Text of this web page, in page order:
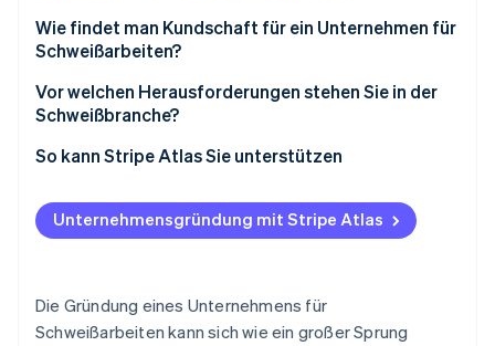
Sicherheitsbestimmungen
Marktübliche Preise
Schriftliche Kostenvoranschläge
Digitale Rechnungen
Persönliche Transaktionen
Wie findet man Kundschaft für ein Unternehmen für
Schweißarbeiten?
Vernetzung mit anderen Unternehmen
Online-Marktplätze
Social Media und eine einfache Website
Vor welchen Herausforderungen stehen Sie in der
Schweißbranche?
Körperliche Anforderungen
Saisonale Schwankungen
Burnout
Lieferschwierigkeiten
So kann Stripe Atlas Sie unterstützen
Bei Atlas eine Unternehmensgründung beantragen
Zahlungen und Bankgeschäfte vor Erhalt der EIN-
Gründungsaktien ohne Einsatz eigener Mittel
erwerben
Unternehmensgründung mit Stripe Atlas
Die Gründung eines Unternehmens für
Schweißarbeiten kann sich wie ein großer Sprung